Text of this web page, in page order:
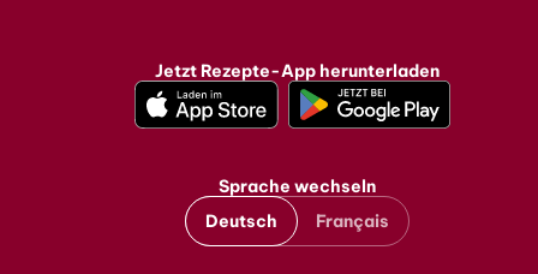
Jetzt Rezepte-App herunterladen
Sprache wechseln
Deutsch
Français